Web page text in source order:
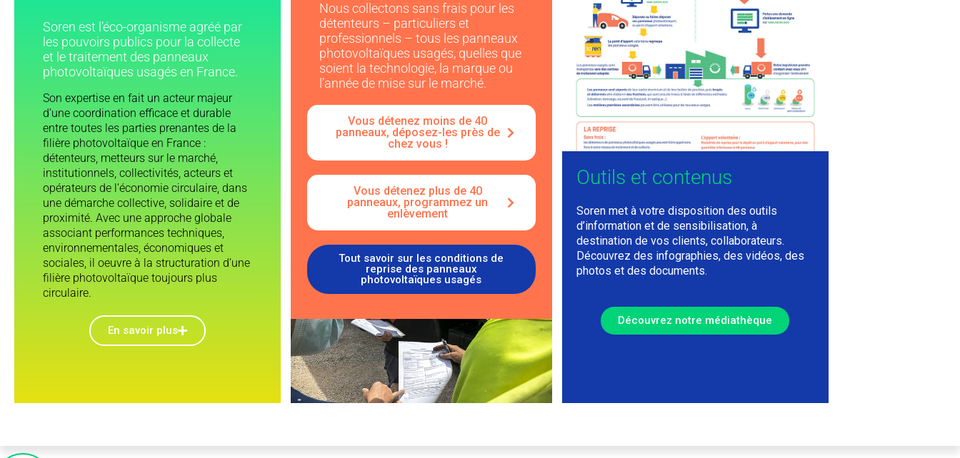
Soren est l’éco-organisme agréé par
les pouvoirs publics pour la collecte
et le traitement des panneaux
photovoltaïques usagés en France.
Son expertise en fait un acteur majeur
d’une coordination efficace et durable
entre toutes les parties prenantes de la
filière photovoltaïque en France :
détenteurs, metteurs sur le marché,
institutionnels, collectivités, acteurs et
opérateurs de l’économie circulaire, dans
une démarche collective, solidaire et de
proximité. Avec une approche globale
associant performances techniques,
environnementales, économiques et
sociales, il oeuvre à la structuration d’une
filière photovoltaïque toujours plus
circulaire.
En savoir plus
Nous collectons sans frais pour les
détenteurs – particuliers et
professionnels – tous les panneaux
photovoltaïques usagés, quelles que
soient la technologie, la marque ou
l’année de mise sur le marché.
Vous détenez moins de 40
panneaux, déposez-les près de
chez vous !
Vous détenez plus de 40
panneaux, programmez un
enlèvement
Tout savoir sur les conditions de
reprise des panneaux
photovoltaïques usagés
Outils et contenus
Soren met à votre disposition des outils
d’information et de sensibilisation, à
destination de vos clients, collaborateurs.
Découvrez des infographies, des vidéos, des
photos et des documents.
Découvrez notre médiathèque